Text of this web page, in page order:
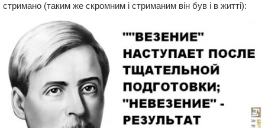
стримано (таким же скромним і стриманим він був і в житті):